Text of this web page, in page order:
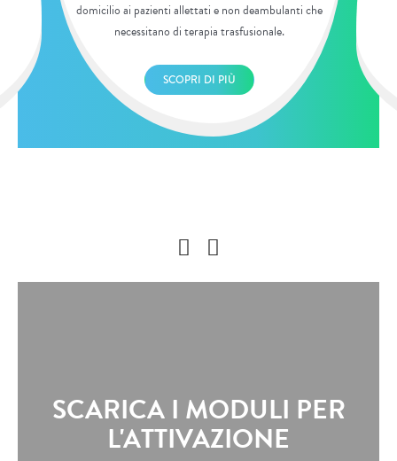
domicilio ai pazienti allettati e non deambulanti che
necessitano di terapia trasfusionale.
SCOPRI DI PIÙ
SCARICA I MODULI PER
L'ATTIVAZIONE